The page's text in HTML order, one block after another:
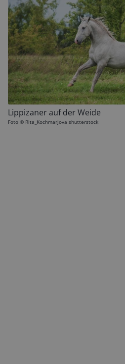
Lippizaner auf der Weide
Foto © Rita_Kochmarjova shutterstock